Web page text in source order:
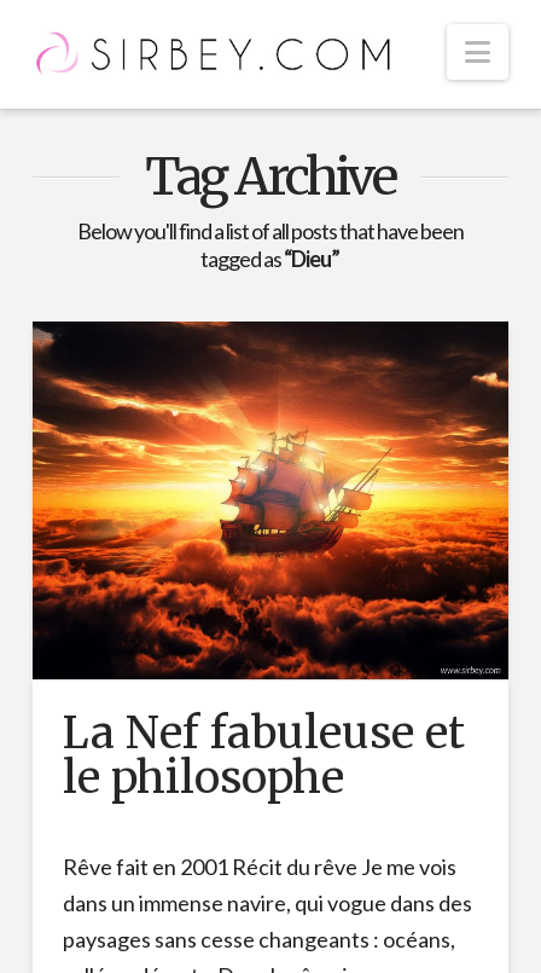
Tag Archive
Below you'll find a list of all posts that have been
tagged as“Dieu”
La Nef fabuleuse et
le philosophe
Rêve fait en 2001 Récit du rêve Je me vois
dans un immense navire, qui vogue dans des
paysages sans cesse changeants : océans,